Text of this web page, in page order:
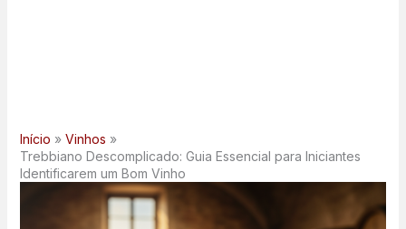
Início
Vinhos
Trebbiano Descomplicado: Guia Essencial para Iniciantes
Identificarem um Bom Vinho